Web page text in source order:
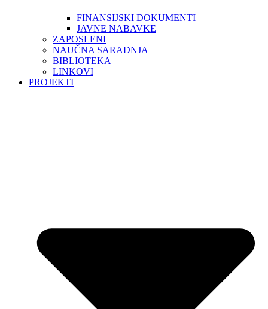
FINANSIJSKI DOKUMENTI
JAVNE NABAVKE
ZAPOSLENI
NAUČNA SARADNJA
BIBLIOTEKA
LINKOVI
PROJEKTI